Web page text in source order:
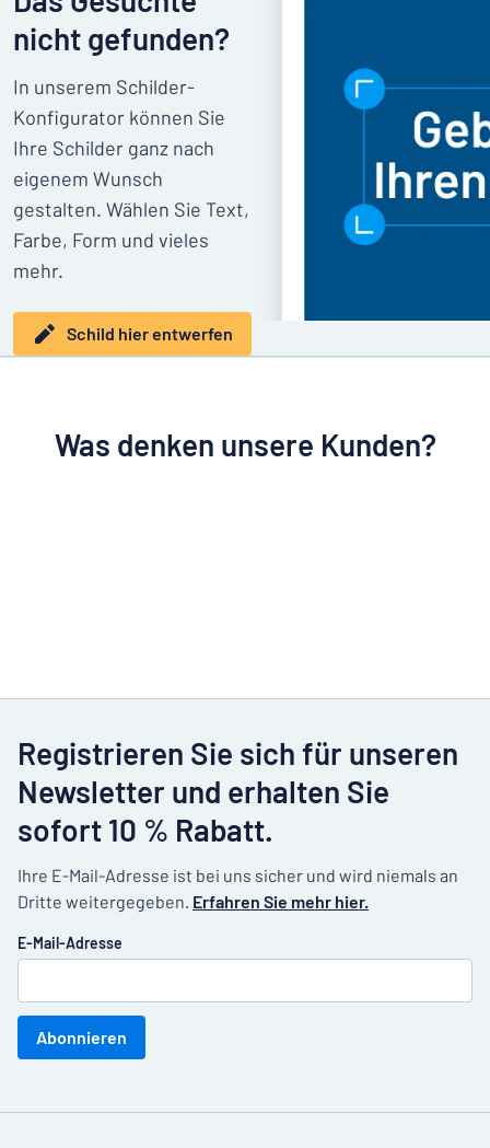
nicht gefunden?
In unserem Schilder-
Konfigurator können Sie
Ihre Schilder ganz nach
eigenem Wunsch
gestalten. Wählen Sie Text,
Farbe, Form und vieles
mehr.
Schild hier entwerfen
Was denken unsere Kunden?
Registrieren Sie sich für unseren
Newsletter und erhalten Sie
sofort 10 % Rabatt.
Ihre E-Mail-Adresse ist bei uns sicher und wird niemals an
Dritte weitergegeben. Erfahren Sie mehr hier.
E-Mail-Adresse
Abonnieren